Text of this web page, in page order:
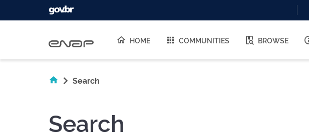
HOME COMMUNITIES BROWSE
Search
Search